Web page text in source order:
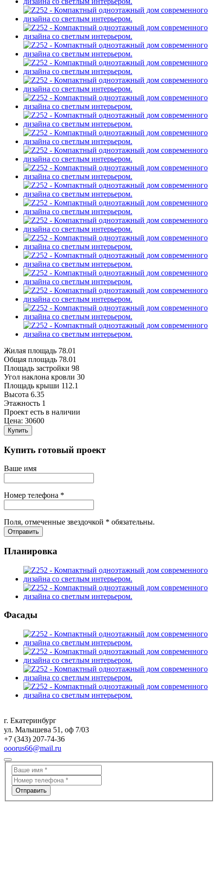
Жилая площадь 78.01
Общая площадь 78.01
Площадь застройки 98
Угол наклона кровли 30
Площадь крыши 112.1
Высота 6.35
Этажность 1
Проект есть в наличии
Цена: 30600
Купить
Купить готовый проект
Ваше имя
Номер телефона *
Поля, отмеченные звездочкой * обязательны.
Отправить
Планировка
Фасады
г. Екатеринбург
ул. Малышева 51, оф 7/03
+7 (343) 207-74-36
ooorus66@mail.ru
Отправить